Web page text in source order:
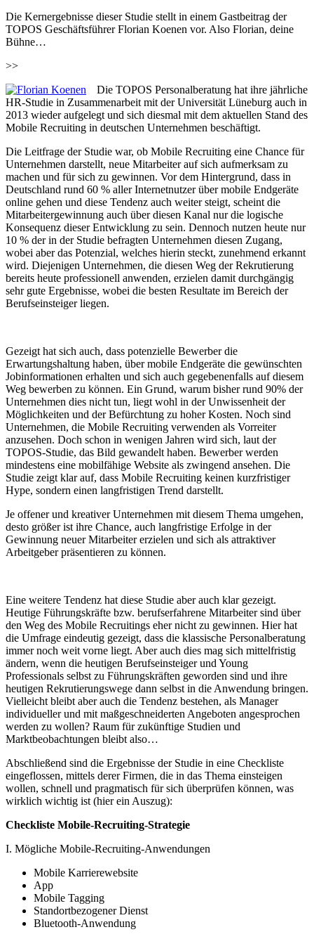
Die Kernergebnisse dieser Studie stellt in einem Gastbeitrag der
TOPOS Geschäftsführer Florian Koenen vor. Also Florian, deine
Bühne…
>>
Die TOPOS Personalberatung hat ihre jährliche
HR-Studie in Zusammenarbeit mit der Universität Lüneburg auch in
2013 wieder aufgelegt und sich diesmal mit dem aktuellen Stand des
Mobile Recruiting in deutschen Unternehmen beschäftigt.
Die Leitfrage der Studie war, ob Mobile Recruiting eine Chance für
Unternehmen darstellt, neue Mitarbeiter auf sich aufmerksam zu
machen und für sich zu gewinnen. Vor dem Hintergrund, dass in
Deutschland rund 60 % aller Internetnutzer über mobile Endgeräte
online gehen und diese Tendenz auch weiter steigt, scheint die
Mitarbeitergewinnung auch über diesen Kanal nur die logische
Konsequenz dieser Entwicklung zu sein. Dennoch nutzen heute nur
10 % der in der Studie befragten Unternehmen diesen Zugang,
wobei aber das Potenzial, welches hierin steckt, zunehmend erkannt
wird. Diejenigen Unternehmen, die diesen Weg der Rekrutierung
bereits heute professionell anwenden, erzielen damit durchgängig
sehr gute Ergebnisse, wobei die besten Resultate im Bereich der
Berufseinsteiger liegen.
Gezeigt hat sich auch, dass potenzielle Bewerber die
Erwartungshaltung haben, über mobile Endgeräte die gewünschten
Jobinformationen erhalten und sich auch gegebenenfalls auf diesem
Weg bewerben zu können. Ein Grund, warum bisher rund 90% der
Unternehmen dies nicht tun, liegt wohl in der Unwissenheit der
Möglichkeiten und der Befürchtung zu hoher Kosten. Noch sind
Unternehmen, die Mobile Recruiting verwenden als Vorreiter
anzusehen. Doch schon in wenigen Jahren wird sich, laut der
TOPOS-Studie, das Bild gewandelt haben. Bewerber werden
mindestens eine mobilfähige Website als zwingend ansehen. Die
Studie zeigt klar auf, dass Mobile Recruiting keinen kurzfristiger
Hype, sondern einen langfristigen Trend darstellt.
Je offener und kreativer Unternehmen mit diesem Thema umgehen,
desto größer ist ihre Chance, auch langfristige Erfolge in der
Gewinnung neuer Mitarbeiter erzielen und sich als attraktiver
Arbeitgeber präsentieren zu können.
Eine weitere Tendenz hat diese Studie aber auch klar gezeigt.
Heutige Führungskräfte bzw. berufserfahrene Mitarbeiter sind über
den Weg des Mobile Recruitings eher nicht zu gewinnen. Hier hat
die Umfrage eindeutig gezeigt, dass die klassische Personalberatung
immer noch weit vorne liegt. Aber auch dies mag sich mittelfristig
ändern, wenn die heutigen Berufseinsteiger und Young
Professionals selbst zu Führungskräften geworden sind und ihre
heutigen Rekrutierungswege dann selbst in die Anwendung bringen.
Vielleicht bleibt aber auch die Tendenz bestehen, als Manager
individueller und mit maßgeschneiderten Angeboten angesprochen
werden zu wollen? Raum für zukünftige Studien und
Marktbeobachtungen bleibt also…
Abschließend sind die Ergebnisse der Studie in eine Checkliste
eingeflossen, mittels derer Firmen, die in das Thema einsteigen
wollen, schnell und pragmatisch für sich überprüfen können, was
wirklich wichtig ist (hier ein Auszug):
Checkliste Mobile-Recruiting-Strategie
I. Mögliche Mobile-Recruiting-Anwendungen
Mobile Karrierewebsite
App
Mobile Tagging
Standortbezogener Dienst
Bluetooth-Anwendung